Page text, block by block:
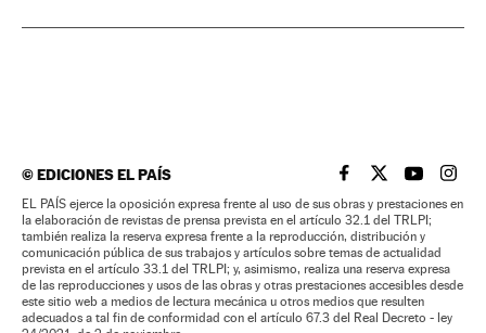
©EDICIONES EL PAÍS EL PAÍS BRASIL EN
EL PAÍSEL PAÍS
EL
EL PAÍS ejerce la oposición expresa frente al uso de sus obras y prestaciones en
la elaboración de revistas de prensa prevista en el artículo 32.1 del TRLPI;
también realiza la reserva expresa frente a la reproducción, distribución y
comunicación pública de sus trabajos y artículos sobre temas de actualidad
prevista en el artículo 33.1 del TRLPI; y, asimismo, realiza una reserva expresa
de las reproducciones y usos de las obras y otras prestaciones accesibles desde
este sitio web a medios de lectura mecánica u otros medios que resulten
adecuados a tal fin de conformidad con el artículo 67.3 del Real Decreto - ley